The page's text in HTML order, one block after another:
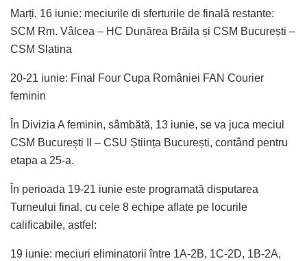
Marți, 16 iunie: meciurile di sferturile de finală restante:
SCM Rm. Vâlcea – HC Dunărea Brăila și CSM București –
CSM Slatina
20-21 iunie: Final Four Cupa României FAN Courier
feminin
În Divizia A feminin, sâmbătă, 13 iunie, se va juca meciul
CSM București II – CSU Știința București, contând pentru
etapa a 25-a.
În perioada 19-21 iunie este programată disputarea
Turneului final, cu cele 8 echipe aflate pe locurile
calificabile, astfel:
19 iunie: meciuri eliminatorii între 1A-2B, 1C-2D, 1B-2A,